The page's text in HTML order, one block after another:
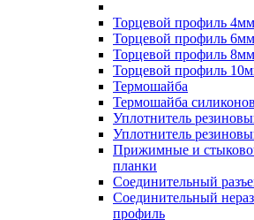
Торцевой профиль 4мм
Торцевой профиль 6мм
Торцевой профиль 8мм
Торцевой профиль
Термошайба
Термошайба
Уплотнитель
Уплотнитель
Прижимные и
планки
Соединительный
Соединительный
профиль